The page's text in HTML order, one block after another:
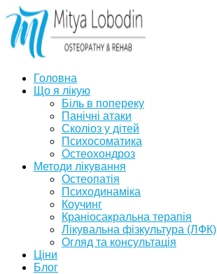
Головна
Що я лікую
Біль в попереку
Панічні атаки
Сколіоз у дітей
Психосоматика
Остеохондроз
Методи лікування
Остеопатія
Психодинаміка
Коучинг
Краніосакральна терапія
Лікувальна фізкультура (ЛФК)
Огляд та консультація
Ціни
Блог